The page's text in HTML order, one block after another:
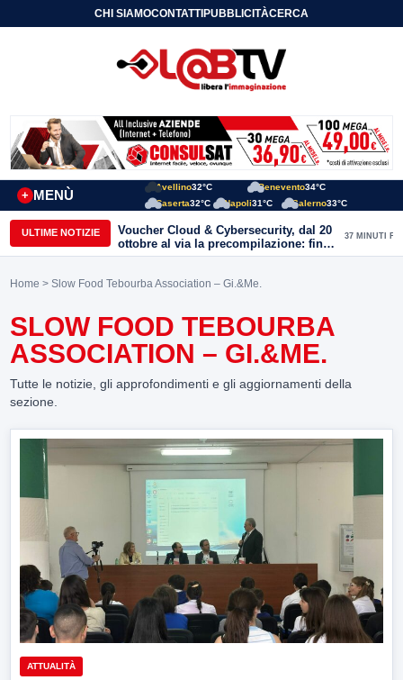
CHI SIAMOCONTATTIPUBBLICITÀCERCA
MENÙ
+
Avellino32°C Benevento34°C
Caserta32°C Napoli31°C Salerno33°C
ULTIME NOTIZIE
Voucher Cloud & Cybersecurity, dal 20
ottobre al via la precompilazione: fino
a 20mila euro a fondo perduto per
37 MINUTI FA
Home > Slow Food Tebourba Association – Gi.&Me.
SLOW FOOD TEBOURBA
ASSOCIATION – GI.&ME.
Tutte le notizie, gli approfondimenti e gli aggiornamenti della
sezione.
ATTUALITÀ